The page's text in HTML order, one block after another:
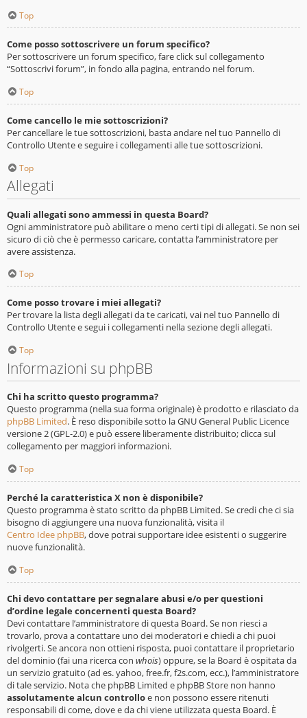
Top
Come posso sottoscrivere un forum specifico?
Per sottoscrivere un forum specifico, fare click sul collegamento
“Sottoscrivi forum”, in fondo alla pagina, entrando nel forum.
Top
Come cancello le mie sottoscrizioni?
Per cancellare le tue sottoscrizioni, basta andare nel tuo Pannello di
Controllo Utente e seguire i collegamenti alle tue sottoscrizioni.
Top
Allegati
Quali allegati sono ammessi in questa Board?
Ogni amministratore può abilitare o meno certi tipi di allegati. Se non sei
sicuro di ciò che è permesso caricare, contatta l’amministratore per
avere assistenza.
Top
Come posso trovare i miei allegati?
Per trovare la lista degli allegati da te caricati, vai nel tuo Pannello di
Controllo Utente e segui i collegamenti nella sezione degli allegati.
Top
Informazioni su phpBB
Chi ha scritto questo programma?
Questo programma (nella sua forma originale) è prodotto e rilasciato da
phpBB Limited. È reso disponibile sotto la GNU General Public Licence
versione 2 (GPL-2.0) e può essere liberamente distribuito; clicca sul
collegamento per maggiori informazioni.
Top
Perché la caratteristica X non è disponibile?
Questo programma è stato scritto da phpBB Limited. Se credi che ci sia
bisogno di aggiungere una nuova funzionalità, visita il
Centro Idee phpBB, dove potrai supportare idee esistenti o suggerire
nuove funzionalità.
Top
Chi devo contattare per segnalare abusi e/o per questioni
d’ordine legale concernenti questa Board?
Devi contattare l’amministratore di questa Board. Se non riesci a
trovarlo, prova a contattare uno dei moderatori e chiedi a chi puoi
rivolgerti. Se ancora non ottieni risposta, puoi contattare il proprietario
del dominio (fai una ricerca con whois) oppure, se la Board è ospitata da
un servizio gratuito (ad es. yahoo, free.fr, f2s.com, ecc.), l’amministratore
di tale servizio. Nota che phpBB Limited e phpBB Store non hanno
assolutamente alcun controlloe non possono essere ritenuti
responsabili di come, dove e da chi viene utilizzata questa Board. È